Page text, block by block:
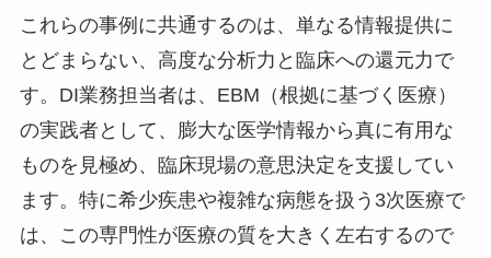
これらの事例に共通するのは、単なる情報提供に
とどまらない、高度な分析力と臨床への還元力で
す。DI業務担当者は、EBM（根拠に基づく医療）
の実践者として、膨大な医学情報から真に有用な
ものを見極め、臨床現場の意思決定を支援してい
ます。特に希少疾患や複雑な病態を扱う3次医療で
は、この専門性が医療の質を大きく左右するので